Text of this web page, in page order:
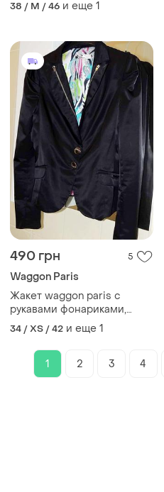
38 / M / 46 и еще 1
490 грн 5
Waggon Paris
Жакет waggon paris с
рукавами фонариками,
атласный
34 / XS / 42 и еще 1
1 2 3 4